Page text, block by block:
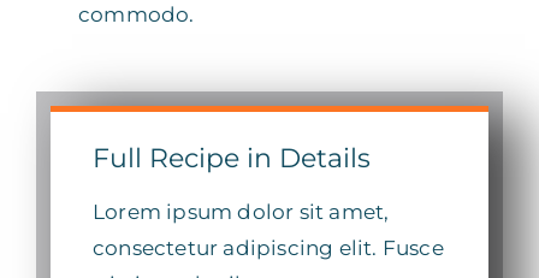
commodo.
Full Recipe in Details
Lorem ipsum dolor sit amet,
consectetur adipiscing elit. Fusce